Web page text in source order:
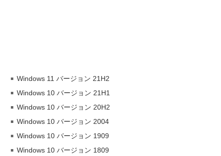
Windows 11 バージョン 21H2
Windows 10 バージョン 21H1
Windows 10 バージョン 20H2
Windows 10 バージョン 2004
Windows 10 バージョン 1909
Windows 10 バージョン 1809